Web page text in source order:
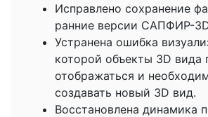
Исправлено сохранение
ранние версии САПФИР-
Устранена ошибка
которой объекты 3D вида
отображаться и
создавать новый 3D вид.
Восстановлена динамика